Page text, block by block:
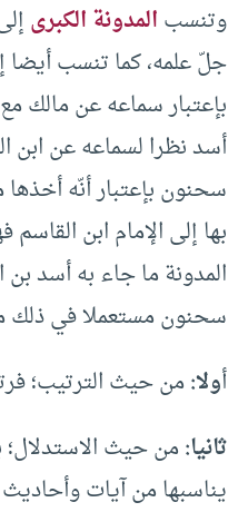
وتنسبالمدونة الكبرى
جلّ علمه، كما تنسب أيضا
بإعتبار سماعه عن مالك
أسد نظرا لسماعه عن ابن
سحنون بإعتبار أنّه
بها إلى الإمام ابن
المدونة ما جاء به أسد بن
سحنون مستعملا في ذلك
أولا:من حيث الترتيب؛
ثانيا:من حيث
يناسبها من آيات وأحاديث